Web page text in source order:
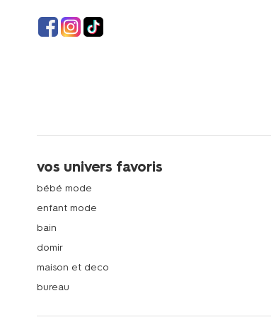
vos univers favoris
bébé mode
enfant mode
bain
domir
maison et deco
bureau